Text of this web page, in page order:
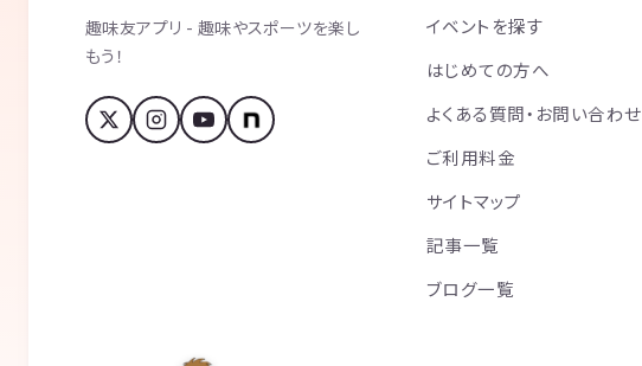
趣味友アプリ - 趣味やスポーツを楽し
もう！
イベントを探す
はじめての方へ
よくある質問・お問い合わせ
ご利用料金
サイトマップ
記事一覧
ブログ一覧